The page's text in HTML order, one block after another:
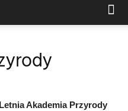
ekologiczna
Akademia Przyrody